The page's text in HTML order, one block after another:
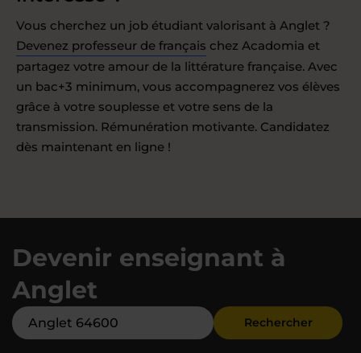
Vous cherchez un job étudiant valorisant à Anglet ?
Devenez professeur de français chez Acadomia et
partagez votre amour de la littérature française. Avec
un bac+3 minimum, vous accompagnerez vos élèves
grâce à votre souplesse et votre sens de la
transmission. Rémunération motivante. Candidatez
dès maintenant en ligne !
Devenir enseignant à
Anglet
Rechercher